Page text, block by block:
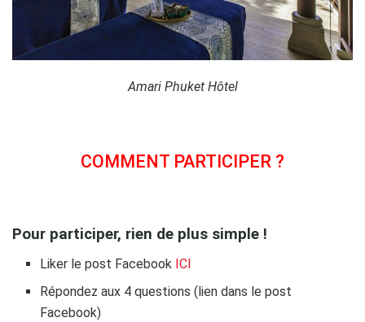
Amari Phuket Hôtel
COMMENT PARTICIPER ?
Pour participer, rien de plus simple !
Liker le post Facebook ICI
Répondez aux 4 questions (lien dans le post
Facebook)